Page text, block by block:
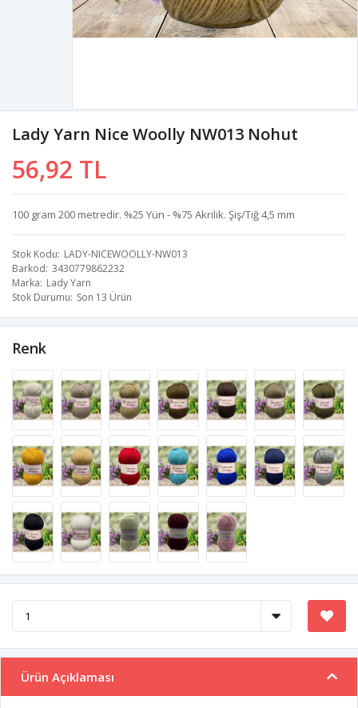
Lady Yarn Nice Woolly NW013 Nohut
56,92 TL
100 gram 200 metredir. %25 Yün - %75 Akrilik. Şiş/Tığ 4,5 mm
Stok Kodu LADY-NICEWOOLLY-NW013
Barkod 3430779862232
Marka Lady Yarn
Stok Durumu Son 13 Ürün
Renk
Ürün Açıklaması